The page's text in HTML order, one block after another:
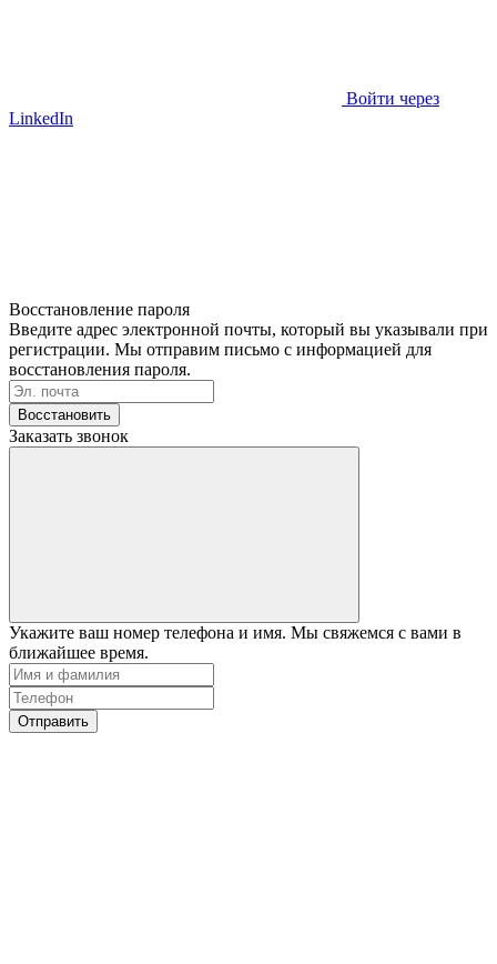
Войти через
LinkedIn
Восстановление пароля
Введите адрес электронной почты, который вы указывали при
регистрации. Мы отправим письмо с информацией для
восстановления пароля.
Восстановить
Заказать звонок
Укажите ваш номер телефона и имя. Мы свяжемся с вами в
ближайшее время.
Отправить